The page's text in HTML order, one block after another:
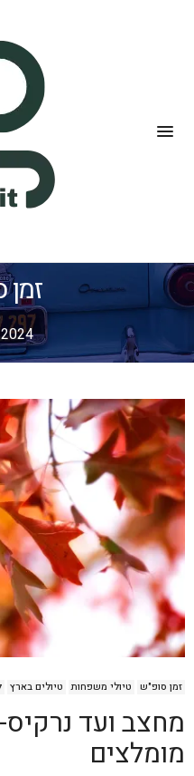
זמן סופ"ש טיולי משפחות טיולים בארץ
מחצב ועד נרקיס-
מומלצים